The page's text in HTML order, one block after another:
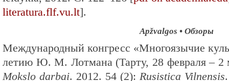
literatura.flf.vu.lt].
Apžvalgos • Обзоры
Международный конгресс «Многоязычие
летию Ю. М. Лотмана (Тарту, 28 февраля – 2
Mokslo darbai. 2012. 54 (2): Rusistica Vilnensis